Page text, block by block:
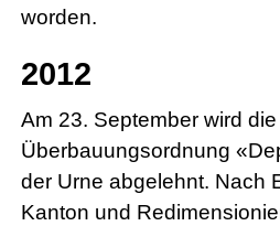
worden.
2012
Am 23. September wird die
Überbauungsordnung
der Urne abgelehnt. Nach
Kanton und